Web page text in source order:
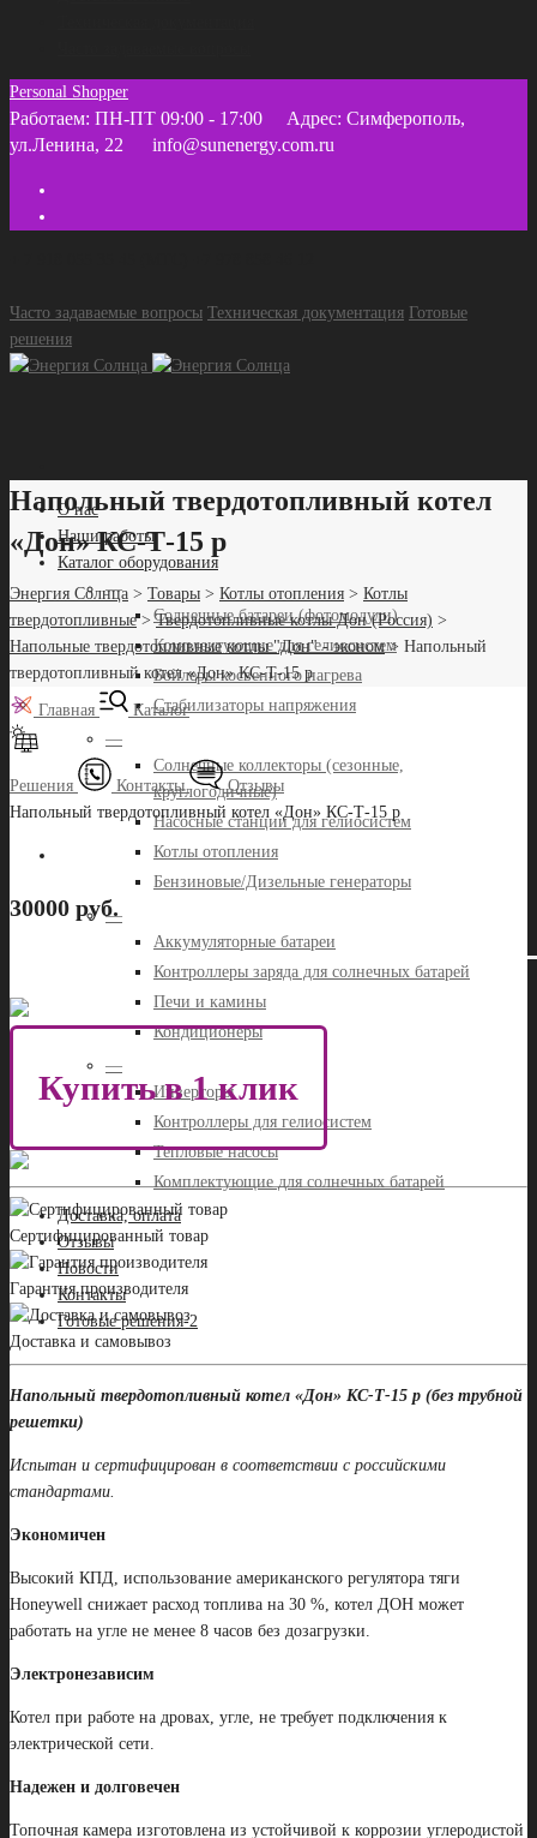
Personal Shopper
Работаем: ПН-ПТ 09:00 - 17:00
Адрес: Симферополь,
ул.Ленина, 22
info@sunenergy.com.ru
Часто задаваемые вопросы Техническая документация Готовые
решения
О нас
Наши работы
Каталог оборудования
—
Солнечные батареи (фотомодули)
Комплектующие для гелиосистем
Бойлеры косвенного нагрева
Стабилизаторы напряжения
—
Солнечные коллекторы (сезонные,
круглогодичные)
Насосные станции для гелиосистем
Котлы отопления
Бензиновые/Дизельные генераторы
—
Аккумуляторные батареи
Контроллеры заряда для солнечных батарей
Печи и камины
Кондиционеры
—
Инверторы
Контроллеры для гелиосистем
Тепловые насосы
Комплектующие для солнечных батарей
Доставка, оплата
Отзывы
Новости
Контакты
Готовые решения-2
Напольный твердотопливный котел
«Дон» КС-Т-15 р
Энергия Солнца > Товары > Котлы отопления > Котлы
твердотопливные>Твердотопливные котлы Дон (Россия) >
Напольные твердотопливные котлы "Дон" - эконом> Напольный
твердотопливный котел «Дон» КС-Т-15 р
Главная Каталог
Решения Контакты
Отзывы
Напольный твердотопливный котел «Дон» КС-Т-15 р
30000 руб.
Купить в 1 клик
Сертифицированный товар
Гарантия производителя
Доставка и самовывоз
Напольный твердотопливный котел «Дон» КС-Т-15 р (без трубной
решетки)
Испытан и сертифицирован в соответствии с российскими
стандартами.
Экономичен
Высокий КПД, использование американского регулятора тяги
Honeywell снижает расход топлива на 30 %, котел ДОН может
работать на угле не менее 8 часов без дозагрузки.
Электронезависим
Котел при работе на дровах, угле, не требует подключения к
электрической сети.
Надежен и долговечен
Топочная камера изготовлена из устойчивой к коррозии углеродистой